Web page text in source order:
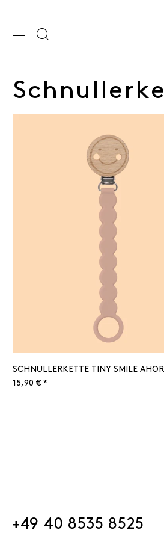
SCHNULLERKETTE TINY SMILE
15,90 € *
+49 40 8535 8525